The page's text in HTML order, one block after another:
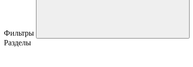
Фильтры
Разделы